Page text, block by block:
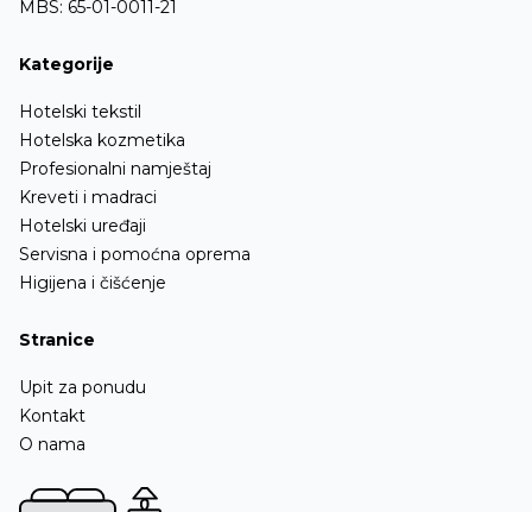
MBS: 65-01-0011-21
Kategorije
Hotelski tekstil
Hotelska kozmetika
Profesionalni namještaj
Kreveti i madraci
Hotelski uređaji
Servisna i pomoćna oprema
Higijena i čišćenje
Stranice
Upit za ponudu
Kontakt
O nama